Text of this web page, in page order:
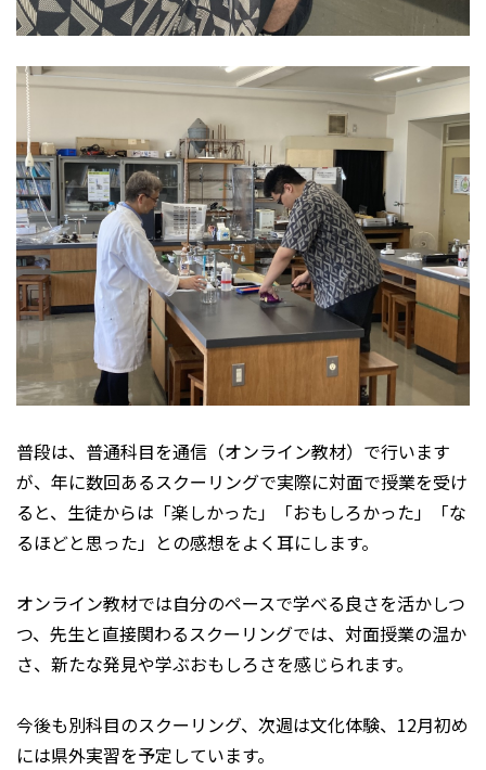
普段は、普通科目を通信（オンライン教材）で行います
が、年に数回あるスクーリングで実際に対面で授業を受け
ると、生徒からは「楽しかった」「おもしろかった」「な
るほどと思った」との感想をよく耳にします。
オンライン教材では自分のペースで学べる良さを活かしつ
つ、先生と直接関わるスクーリングでは、対面授業の温か
さ、新たな発見や学ぶおもしろさを感じられます。
今後も別科目のスクーリング、次週は文化体験、12月初め
には県外実習を予定しています。